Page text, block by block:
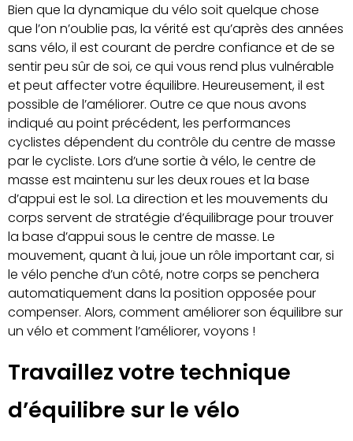
Bien que la dynamique du vélo soit quelque chose
que l’on n’oublie pas, la vérité est qu’après des années
sans vélo, il est courant de perdre confiance et de se
sentir peu sûr de soi, ce qui vous rend plus vulnérable
et peut affecter votre équilibre. Heureusement, il est
possible de l’améliorer. Outre ce que nous avons
indiqué au point précédent, les performances
cyclistes dépendent du contrôle du centre de masse
par le cycliste. Lors d’une sortie à vélo, le centre de
masse est maintenu sur les deux roues et la base
d’appui est le sol. La direction et les mouvements du
corps servent de stratégie d’équilibrage pour trouver
la base d’appui sous le centre de masse. Le
mouvement, quant à lui, joue un rôle important car, si
le vélo penche d’un côté, notre corps se penchera
automatiquement dans la position opposée pour
compenser. Alors, comment améliorer son équilibre sur
un vélo et comment l’améliorer, voyons !
Travaillez votre technique
d’équilibre sur le vélo